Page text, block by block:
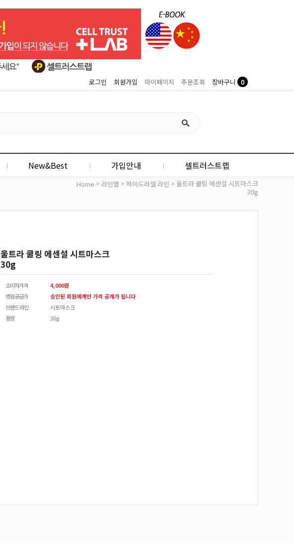
로그인 회원가입 마이페이지 주문조회 장바구니 0
New&Best 가입안내 셀트러스트랩
Home > 라인별 > 하이드라셀 라인 > 울트라 쿨링 에센셜 시트마스크
30g
울트라 쿨링 에센셜 시트마스크
30g
소비자가격
4,000원
병원공급가
승인된 회원에게만 가격 공개가 됩니다
브랜드 라인
시트마스크
용량
30g